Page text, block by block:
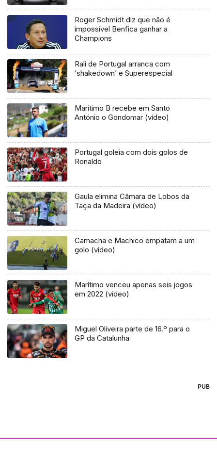
Roger Schmidt diz que não é
impossível Benfica ganhar a
Champions
Rali de Portugal arranca com
‘shakedown’ e Superespecial
Marítimo B recebe em Santo
António o Gondomar (vídeo)
Portugal goleia com dois golos de
Ronaldo
Gaula elimina Câmara de Lobos da
Taça da Madeira (vídeo)
Camacha e Machico empatam a um
golo (vídeo)
Marítimo venceu apenas seis jogos
em 2022 (vídeo)
Miguel Oliveira parte de 16.º para o
GP da Catalunha
PUB